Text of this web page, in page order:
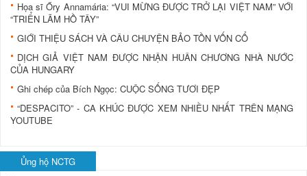
Họa sĩ Őry Annamária: “VUI MỪNG ĐƯỢC TRỞ LẠI VIỆT NAM” VỚI
“TRIỂN LÃM HỒ TÂY”
GIỚI THIỆU SÁCH VÀ CÂU CHUYỆN BẢO TỒN VỐN CỔ
DỊCH GIẢ VIỆT NAM ĐƯỢC NHẬN HUÂN CHƯƠNG NHÀ NƯỚC
CỦA HUNGARY
Ghi chép của Bích Ngọc: CUỘC SỐNG TƯƠI ĐẸP
“DESPACITO” - CA KHÚC ĐƯỢC XEM NHIỀU NHẤT TRÊN MẠNG
YOUTUBE
Ủng hộ NCTG